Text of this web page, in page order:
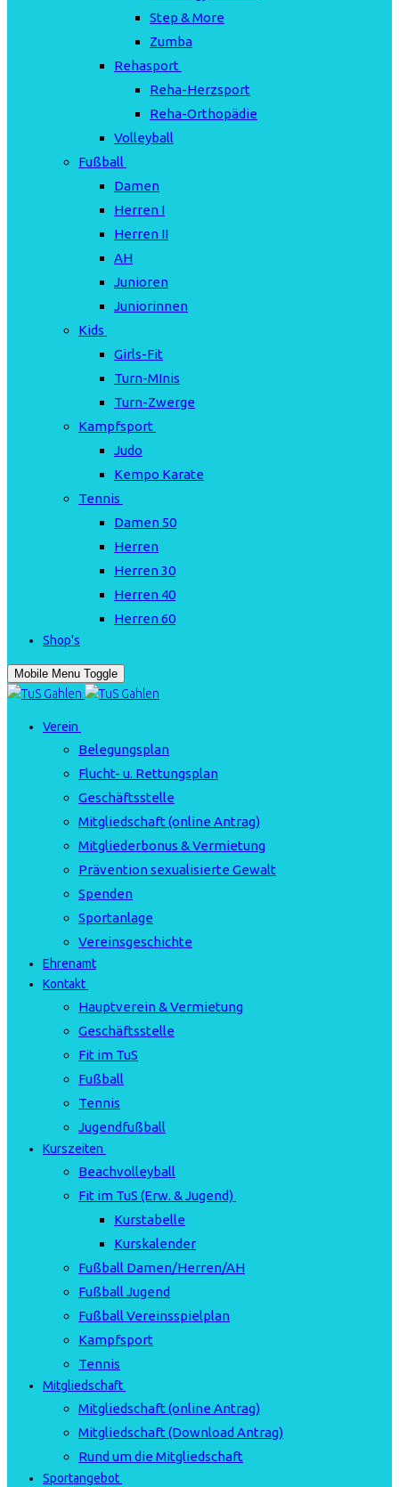
Step & More
Zumba
Rehasport
Reha-Herzsport
Reha-Orthopädie
Volleyball
Fußball
Damen
Herren I
Herren II
AH
Junioren
Juniorinnen
Kids
Girls-Fit
Turn-MInis
Turn-Zwerge
Kampfsport
Judo
Kempo Karate
Tennis
Damen 50
Herren
Herren 30
Herren 40
Herren 60
Shop's
Mobile Menu Toggle
Verein
Belegungsplan
Flucht- u. Rettungsplan
Geschäftsstelle
Mitgliedschaft (online Antrag)
Mitgliederbonus & Vermietung
Prävention sexualisierte Gewalt
Spenden
Sportanlage
Vereinsgeschichte
Ehrenamt
Kontakt
Hauptverein & Vermietung
Geschäftsstelle
Fit im TuS
Fußball
Tennis
Jugendfußball
Kurszeiten
Beachvolleyball
Fit im TuS (Erw. & Jugend)
Kurstabelle
Kurskalender
Fußball Damen/Herren/AH
Fußball Jugend
Fußball Vereinsspielplan
Kampfsport
Tennis
Mitgliedschaft
Mitgliedschaft (online Antrag)
Mitgliedschaft (Download Antrag)
Rund um die Mitgliedschaft
Sportangebot